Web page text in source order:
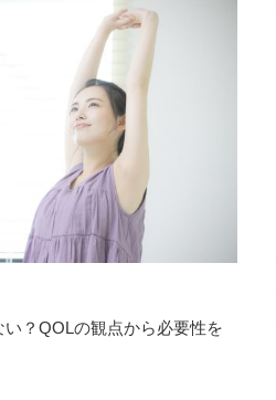
？QOLの観点から必要性を